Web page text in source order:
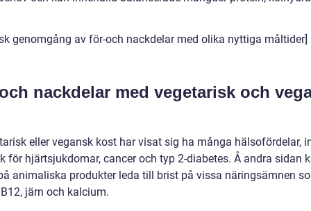
genomgång av för-och nackdelar med olika nyttiga måltider]
nackdelar med vegetarisk och
eller vegansk kost har visat sig ha många hälsofördelar,
för hjärtsjukdomar, cancer och typ 2-diabetes. Å andra sidan
animaliska produkter leda till brist på vissa näringsämnen
järn och kalcium.